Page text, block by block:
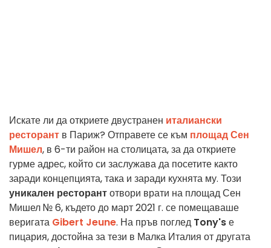
Искате ли да откриете двустранен италиански
ресторант в Париж? Отправете се към площад Сен
Мишел, в 6-ти район на столицата, за да откриете
гурме адрес, който си заслужава да посетите както
заради концепцията, така и заради кухнята му. Този
уникален ресторантотвори врати на площад Сен
Мишел № 6, където до март 2021 г. се помещаваше
веригата Gibert Jeune. На пръв поглед Tony'sе
пицария, достойна за тези в Малка Италия от другата